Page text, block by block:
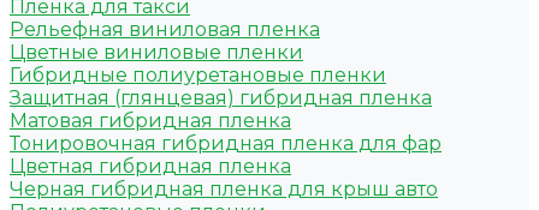
Пленка для такси
Рельефная виниловая пленка
Цветные виниловые пленки
Гибридные полиуретановые пленки
Защитная (глянцевая) гибридная пленка
Матовая гибридная пленка
Тонировочная гибридная пленка для фар
Цветная гибридная пленка
Черная гибридная пленка для крыш авто